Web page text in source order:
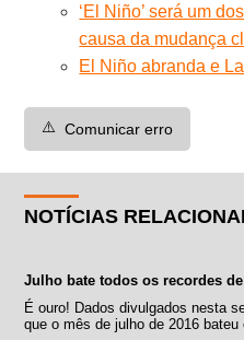
‘El Niño’ será um
causa da mudança
El Niño abranda e
⚠️ Comunicar erro
NOTÍCIAS
Julho bate todos os recordes
É ouro! Dados divulgados nesta
que o mês de julho de 2016